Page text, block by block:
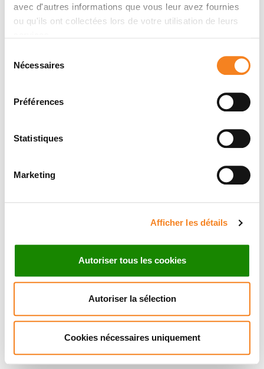
avec d'autres informations que vous leur avez fournies
ou qu'ils ont collectées lors de votre utilisation de leurs
Nécessaires
Préférences
Statistiques
Marketing
Afficher les détails
Autoriser tous les cookies
Autoriser la sélection
Cookies nécessaires uniquement